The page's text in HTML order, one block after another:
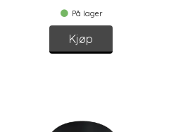
På lager
Kjøp